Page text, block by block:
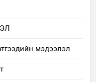
мэдээлэл
түүчээлсэн
аяны хүрээнд
төлөвлөгөө